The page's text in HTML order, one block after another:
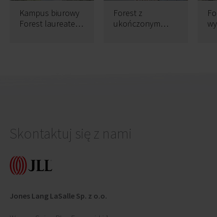
Kampus biurowy
Forest laureatem
Forest z
ukończonym
Skontaktuj się z nami
Jones Lang LaSalle Sp. z o.o.